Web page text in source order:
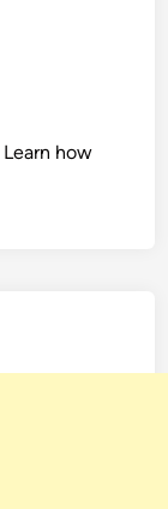
Learn how